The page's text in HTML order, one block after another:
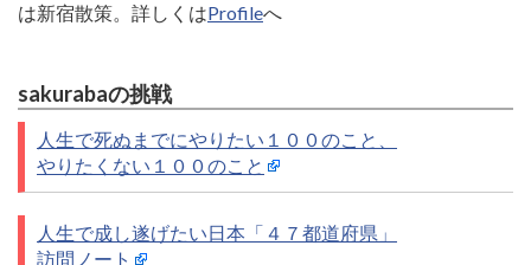
は新宿散策。詳しくはProfileへ
sakurabaの挑戦
人生で死ぬまでにやりたい１００のこと、
やりたくない１００のこと
人生で成し遂げたい日本「４７都道府県」
訪問ノート